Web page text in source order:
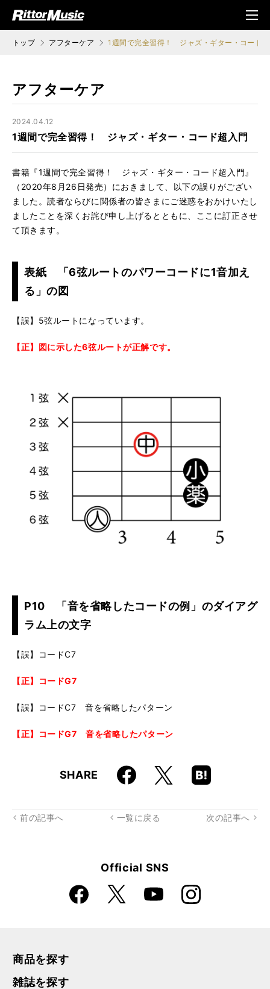
ジック (Rittor Musi
メニ
ュ
トップ アフターケア 1週間で完全習得！ ジャズ・ギター・コード
アフターケア
2024.04.12
1週間で完全習得！ ジャズ・ギター・コード超入門
書籍『1週間で完全習得！ ジャズ・ギター・コード超入門』
（2020年8月26日発売）におきまして、以下の誤りがござい
ました。読者ならびに関係者の皆さまにご迷惑をおかけいたし
ましたことを深くお詫び申し上げるとともに、ここに訂正させ
て頂きます。
表紙 「6弦ルートのパワーコードに1音加え
る」の図
【誤】5弦ルートになっています。
【正】図に示した6弦ルートが正解です。
P10 「音を省略したコードの例」のダイアグ
ラム上の文字
【誤】コードC7
【正】コードG7
【誤】コードC7 音を省略したパターン
【正】コードG7 音を省略したパターン
SHARE Faceboo
k
X
Hatena
Boo
rk
前の記事へ 一覧に戻る 次の記事へ
Official SNS
Faceboo
k
X YouTube Instagra
m
商品を探す
雑誌を探す